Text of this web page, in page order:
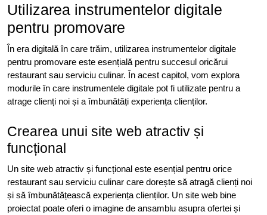
Utilizarea instrumentelor digitale
pentru promovare
În era digitală în care trăim, utilizarea instrumentelor digitale
pentru promovare este esențială pentru succesul oricărui
restaurant sau serviciu culinar. În acest capitol, vom explora
modurile în care instrumentele digitale pot fi utilizate pentru a
atrage clienți noi și a îmbunătăți experiența clienților.
Crearea unui site web atractiv și
funcțional
Un site web atractiv și funcțional este esențial pentru orice
restaurant sau serviciu culinar care dorește să atragă clienți noi
și să îmbunătățească experiența clienților. Un site web bine
proiectat poate oferi o imagine de ansamblu asupra ofertei și